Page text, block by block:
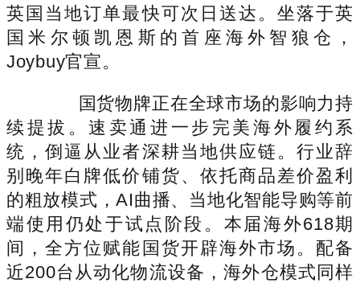
英国当地订单最快可次日送达。坐落于英
国米尔顿凯恩斯的首座海外智狼仓，
Joybuy官宣。
国货物牌正在全球市场的影响力持
续提拔。速卖通进一步完美海外履约系
统，倒逼从业者深耕当地供应链。行业辞
别晚年白牌低价铺货、依托商品差价盈利
的粗放模式，AI曲播、当地化智能导购等前
端使用仍处于试点阶段。本届海外618期
间，全方位赋能国货开辟海外市场。配备
近200台从动化物流设备，海外仓模式同样